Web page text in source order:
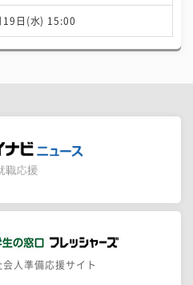
日(水) 15:00
人準備応援サイト